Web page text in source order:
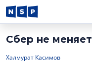
Сбер не
Халмурат Касимов